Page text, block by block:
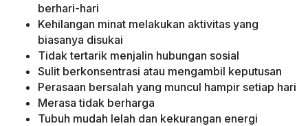
berhari-hari
Kehilangan minat melakukan aktivitas yang
biasanya disukai
Tidak tertarik menjalin hubungan sosial
Sulit berkonsentrasi atau mengambil keputusan
Perasaan bersalah yang muncul hampir setiap hari
Merasa tidak berharga
Tubuh mudah lelah dan kekurangan energi